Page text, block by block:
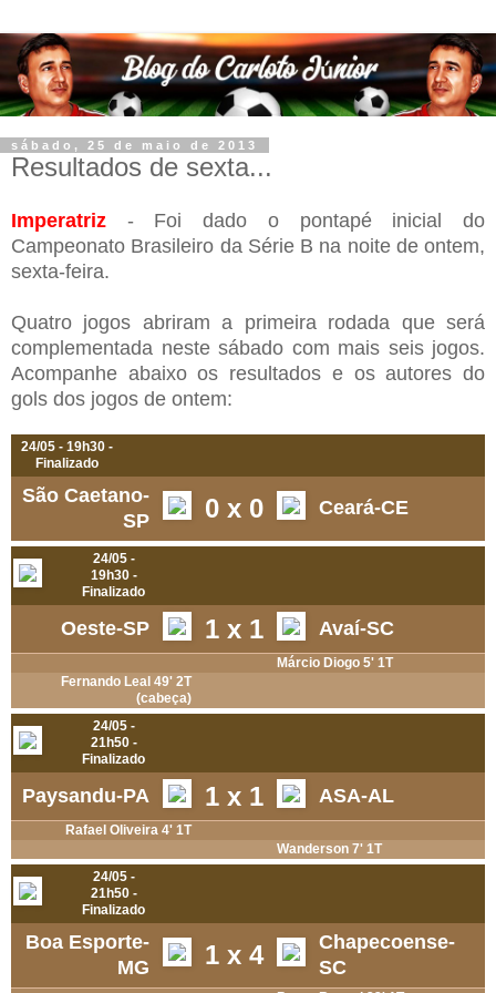
sábado, 25 de maio de 2013
Resultados de sexta...
Imperatriz - Foi dado o pontapé inicial do
Campeonato Brasileiro da Série B na noite de ontem,
sexta-feira.
Quatro jogos abriram a primeira rodada que será
complementada neste sábado com mais seis jogos.
Acompanhe abaixo os resultados e os autores do
gols dos jogos de ontem:
24/05 - 19h30 -
Finalizado
São Caetano-
SP
0 x 0 Ceará-CE
24/05 -
19h30 -
Finalizado
Oeste-SP 1 x 1 Avaí-SC
Márcio Diogo 5' 1T
Fernando Leal 49' 2T
(cabeça)
24/05 -
21h50 -
Finalizado
Paysandu-PA 1 x 1 ASA-AL
Rafael Oliveira 4' 1T
Wanderson 7' 1T
24/05 -
21h50 -
Finalizado
Boa Esporte-
MG
1 x 4
Chapecoense-
SC